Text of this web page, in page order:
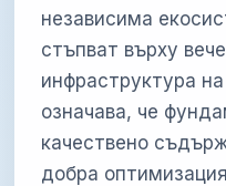
независима
стъпват върху
инфраструктура
означава, че
качествено
добра